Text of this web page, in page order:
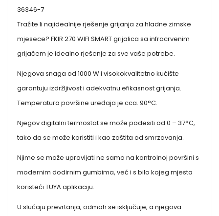
36346-7
Tražite li najidealnije rješenje grijanja za hladne zimske
mjesece? FKIR 270 WIFI SMART grijalica sa infracrvenim
grijačem je idealno rješenje za sve vaše potrebe.
Njegova snaga od 1000 W i visokokvalitetno kućište
garantuju izdržljivost i adekvatnu efikasnost grijanja.
Temperatura površine uređaja je cca. 90°C.
Njegov digitalni termostat se može podesiti od 0 – 37°C,
tako da se može koristiti i kao zaštita od smrzavanja.
Njime se može upravljati ne samo na kontrolnoj površini s
modernim dodirnim gumbima, već i s bilo kojeg mjesta
koristeći TUYA aplikaciju.
U slučaju prevrtanja, odmah se isključuje, a njegova